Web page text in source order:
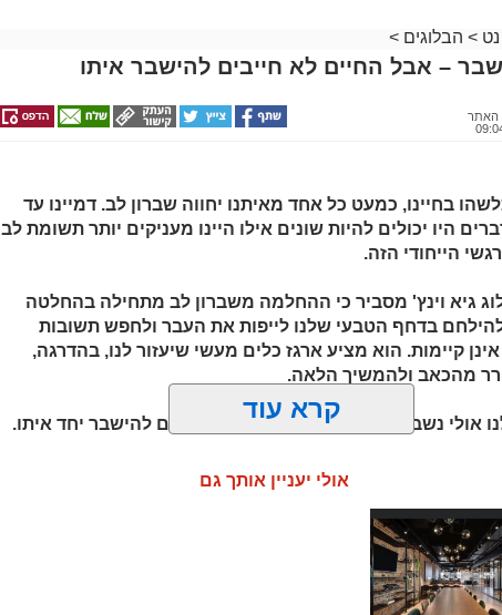
> הבלוגים >
– אבל החיים לא חייבים להישבר איתו
האתר
בחיינו, כמעט כל אחד מאיתנו יחווה שברון לב. דמיינו עד
היו יכולים להיות שונים אילו היינו מעניקים יותר תשומת לב
הייחודי הזה.
גיא וינץ' מסביר כי ההחלמה משברון לב מתחילה בהחלטה
בדחף הטבעי שלנו לייפות את העבר ולחפש תשובות
קיימות. הוא מציע ארגז כלים מעשי שיעזור לנו, בהדרגה,
מהכאב ולהמשיך הלאה.
אולי נשבר לפעמים, אבל אנחנו לא חייבים להישבר יחד איתו.
קרא עוד
אולי יעניין אותך גם